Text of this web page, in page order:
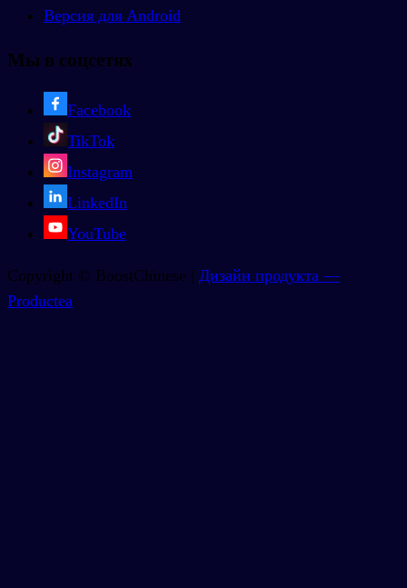
Версия для Android
Мы в соцсетях
Facebook
TikTok
Instagram
LinkedIn
YouTube
Copyright © BoostChinese | Дизайн продукта —
Productea